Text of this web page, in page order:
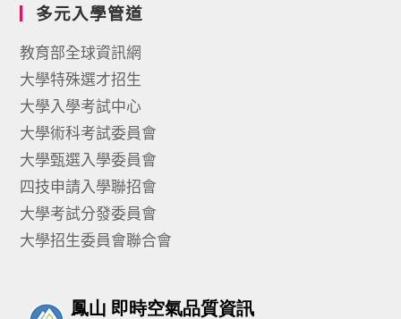
多元入學管道
教育部全球資訊網
大學特殊選才招生
大學入學考試中心
大學術科考試委員會
大學甄選入學委員會
四技申請入學聯招會
大學考試分發委員會
大學招生委員會聯合會